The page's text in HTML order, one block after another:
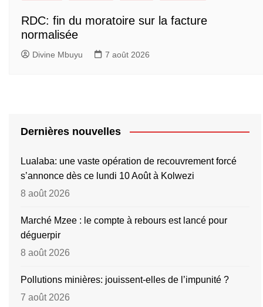
RDC: fin du moratoire sur la facture
normalisée
Divine Mbuyu 7 août 2026
Dernières nouvelles
Lualaba: une vaste opération de recouvrement forcé
s’annonce dès ce lundi 10 Août à Kolwezi
8 août 2026
Marché Mzee : le compte à rebours est lancé pour
déguerpir
8 août 2026
Pollutions minières: jouissent-elles de l’impunité ?
7 août 2026